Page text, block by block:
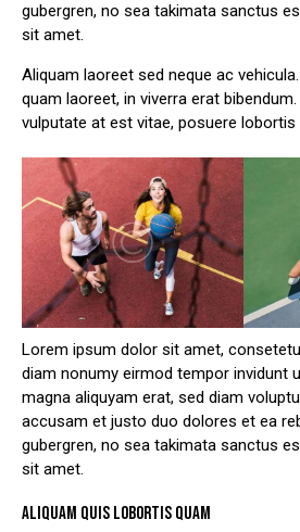
gubergren, no sea takimata sanctus
sit amet.
Aliquam laoreet sed neque ac
quam laoreet, in viverra erat
vulputate at est vitae, posuere lobortis
Lorem ipsum dolor sit amet,
diam nonumy eirmod tempor invidunt
magna aliquyam erat, sed diam
accusam et justo duo dolores et ea
gubergren, no sea takimata sanctus
sit amet.
ALIQUAM QUIS LOBORTIS QUAM